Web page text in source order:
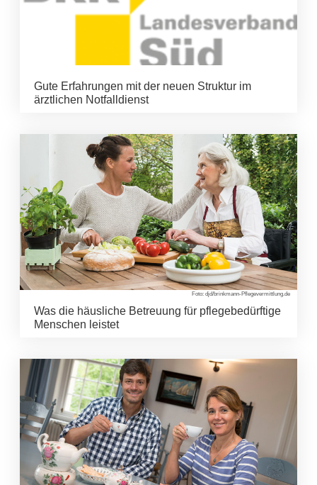
Gute Erfahrungen mit der neuen Struktur im
ärztlichen Notfalldienst
Foto: djd/brinkmann-Pflegevermittlung.de
Was die häusliche Betreuung für pflegebedürftige
Menschen leistet